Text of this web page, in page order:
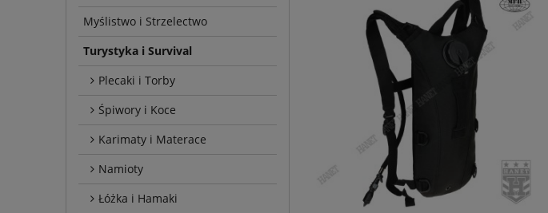
Myślistwo i Strzelectwo
Turystyka i Survival
Plecaki i Torby
Śpiwory i Koce
Karimaty i Materace
Namioty
Łóżka i Hamaki